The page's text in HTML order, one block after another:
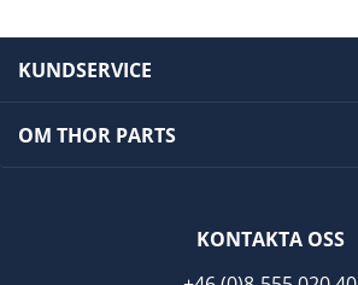
KUNDSERVICE
OM THOR PARTS
KONTAKTA OSS